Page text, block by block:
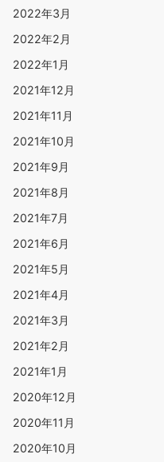
2022年3月
2022年2月
2022年1月
2021年12月
2021年11月
2021年10月
2021年9月
2021年8月
2021年7月
2021年6月
2021年5月
2021年4月
2021年3月
2021年2月
2021年1月
2020年12月
2020年11月
2020年10月